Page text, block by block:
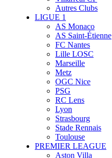
Autres Clubs
LIGUE 1
AS Monaco
AS Saint-Étienne
FC Nantes
Lille LOSC
Marseille
Metz
OGC Nice
PSG
RC Lens
Lyon
Strasbourg
Stade Rennais
Toulouse
PREMIER LEAGUE
Aston Villa